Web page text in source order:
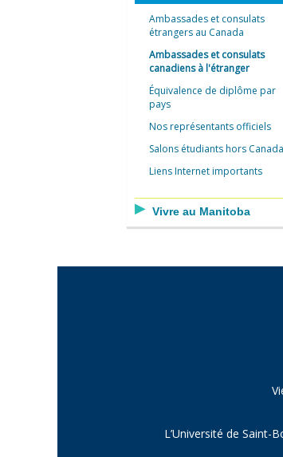
Ambassades et consulats
étrangers au Canada
Ambassades et consulats
canadiens à l'étranger
Équivalence de diplôme par
pays
Nos représentants officiels
Salons étudiants hors Canada
Liens Internet importants
Vivre au Manitoba
L’Université de Saint-